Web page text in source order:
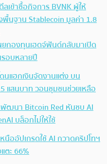
เข้าซื้อกิจการ BVNK ผู้ให้
พื้นฐาน Stablecoin มูลค่า 1.8
ยกองทุนเฮดจ์ฟันด์กลับมาเปิด
รอบหลายปี
นแฮกเงินจัดงานแต่ง บน
แสนบาท วอนชุมชนช่วยเหลือ
ฒนา Bitcoin Red หันซบ AI
บล็อกไม่ให้ใช้
นืออัปเกรดใช้ AI กวาดคริปโทฯ
ตะ 66%